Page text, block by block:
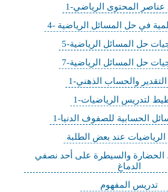
المحتوى الرياضي-1
في حل المسائل الرياضية -4
حل المسائل الرياضية-5
حل المسائل الرياضية-7
والحساب الذهني-1
لتدريس الرياضيات-1
الحسابية للصفوف الدنيا-1
عند بعض الطلبة
، الحضارة والسيطرة على أحد نصفي
الدماغ
تدريس المفهوم